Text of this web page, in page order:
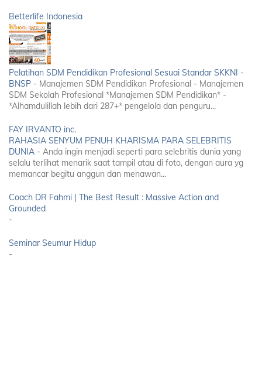
Betterlife Indonesia
Pelatihan SDM Pendidikan Profesional Sesuai Standar SKKNI -
BNSP - Manajemen SDM Pendidikan Profesional - Manajemen
SDM Sekolah Profesional *Manajemen SDM Pendidikan* -
*Alhamdulillah lebih dari 287+* pengelola dan penguru...
FAY IRVANTO inc.
RAHASIA SENYUM PENUH KHARISMA PARA SELEBRITIS
DUNIA - Anda ingin menjadi seperti para selebritis dunia yang
selalu terlihat menarik saat tampil atau di foto, dengan aura yg
memancar begitu anggun dan menawan...
Coach DR Fahmi | The Best Result : Massive Action and
Grounded
-
Seminar Seumur Hidup
-